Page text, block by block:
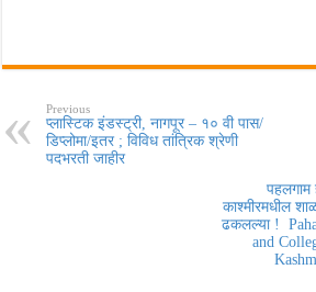
Previous
प्लास्टिक इंडस्ट्री, नागपूर – १० वी पास/
डिप्लोमा/इतर ; विविध तांत्रिक श्रेणी
पदभरती जाहीर
पहलगाम
काश्मीरमधील
ढकलल्या !
and